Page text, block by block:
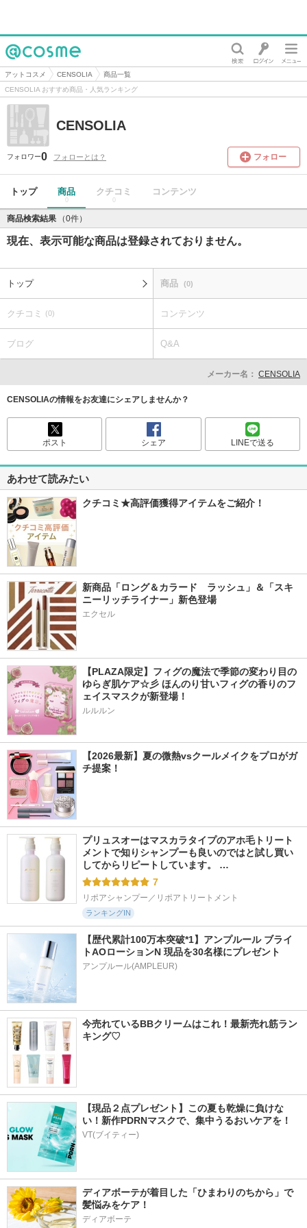
@cosme
アットコスメ CENSOLIA
商品一覧
CENSOLIA おすすめ商品・人気ランキング
CENSOLIA
フォロワー0 フォローとは？ フォロー
トップ 商品
0
クチコミ
0
コンテンツ
商品検索結果 （0件）
現在、表示可能な商品は登録されておりません。
トップ 商品 (0)
クチコミ (0) コンテンツ
ブログ Q&A
メーカー名： CENSOLIA
CENSOLIAの情報をお友達にシェアしませんか？
ポスト シェア LINEで送る
あわせて読みたい
クチコミ★高評価獲得アイテムをご紹介！
新商品「ロング＆カラード　ラッシュ」＆「スキ
ニーリッチライナー」新色登場
エクセル
【PLAZA限定】フィグの魔法で季節の変わり目の
ゆらぎ肌ケア☆彡 ほんのり甘いフィグの香りのフ
ェイスマスクが新登場！
ルルルン
【2026最新】夏の微熱vsクールメイクをプロがガ
チ提案！
プリュスオーはマスカラタイプのアホ毛トリート
メントで知りシャンプーも良いのではと試し買い
してからリピートしています。 …
7
リポアシャンプー／リポアトリートメント
ランキングIN
【歴代累計100万本突破*1】アンプルール ブライ
トAOローションN 現品を30名様にプレゼント
アンプルール(AMPLEUR)
今売れているBBクリームはこれ！最新売れ筋ラン
キング♡
【現品２点プレゼント】この夏も乾燥に負けな
い！新作PDRNマスクで、集中うるおいケアを！
VT(ブイティー)
ディアボーテが着目した「ひまわりのちから」で
髪悩みをケア！
ディアボーテ